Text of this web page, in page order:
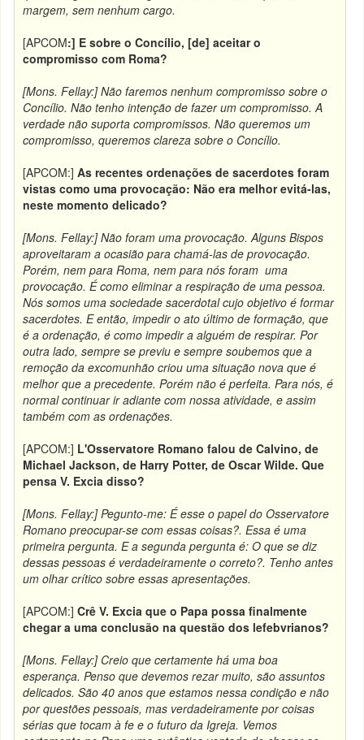
margem, sem nenhum cargo.
[APCOM:] E sobre o Concílio, [de] aceitar o
compromisso com Roma?
[Mons. Fellay:] Não faremos nenhum compromisso sobre o
Concílio. Não tenho intenção de fazer um compromisso. A
verdade não suporta compromissos. Não queremos um
compromisso, queremos clareza sobre o Concílio.
[APCOM:]As recentes ordenações de sacerdotes foram
vistas como uma provocação: Não era melhor evitá-las,
neste momento delicado?
[Mons. Fellay:] Não foram uma provocação. Alguns Bispos
aproveitaram a ocasião para chamá-las de provocação.
Porém, nem para Roma, nem para nós foram uma
provocação. É como eliminar a respiração de uma pessoa.
Nós somos uma sociedade sacerdotal cujo objetivo é formar
sacerdotes. E então, impedir o ato último de formação, que
é a ordenação, é como impedir a alguém de respirar. Por
outra lado, sempre se previu e sempre soubemos que a
remoção da excomunhão criou uma situação nova que é
melhor que a precedente. Porém não é perfeita. Para nós, é
normal continuar ir adiante com nossa atividade, e assim
também com as ordenações.
[APCOM:] L'Osservatore Romano falou de Calvino, de
Michael Jackson, de Harry Potter, de Oscar Wilde. Que
pensa V. Excia disso?
[Mons. Fellay:] Pegunto-me: É esse o papel do Osservatore
Romano preocupar-se com essas coisas?. Essa é uma
primeira pergunta. E a segunda pergunta é: O que se diz
dessas pessoas é verdadeiramente o correto?. Tenho antes
um olhar crítico sobre essas apresentações.
[APCOM:]Crê V. Excia que o Papa possa finalmente
chegar a uma conclusão na questão dos lefebvrianos?
[Mons. Fellay:] Creio que certamente há uma boa
esperança. Penso que devemos rezar muito, são assuntos
delicados. São 40 anos que estamos nessa condição e não
por questões pessoais, mas verdadeiramente por coisas
sérias que tocam à fe e o futuro da Igreja. Vemos